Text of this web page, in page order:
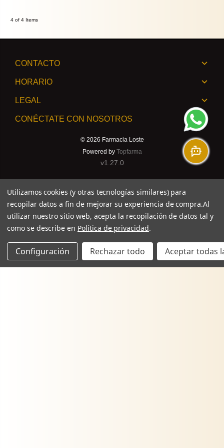
4 of 4 Items
CONTACTO
HORARIO
LEGAL
CONÉCTATE CON NOSOTROS
© 2026 Farmacia Loste
Powered by Topfarma
v1.27.0
Utilizamos cookies (y otras tecnologías similares) para
recopilar datos a fin de mejorar su experiencia de compra.Al
utilizar nuestro sitio web, acepta la recopilación de datos tal y
como se describe en Política de privacidad.
Configuración Rechazar todo Aceptar todas